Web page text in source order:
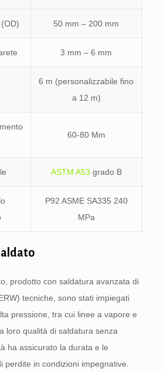
50 mm – 200 mm
3 mm – 6 mm
6 m (personalizzabile fino
a 12 m)
60-80 Μm
ASTM A53 grado B
P92 ASME SA335 240
MPa
prodotto con saldatura avanzata di
tecniche, sono stati impiegati
pressione, tra cui linee a vapore e
loro qualità di saldatura senza
ha assicurato la durata e le
perdite in condizioni impegnative.